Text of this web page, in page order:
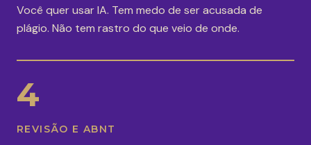
Você quer usar IA. Tem medo de ser acusada de
plágio. Não tem rastro do que veio de onde.
4
REVISÃO E ABNT